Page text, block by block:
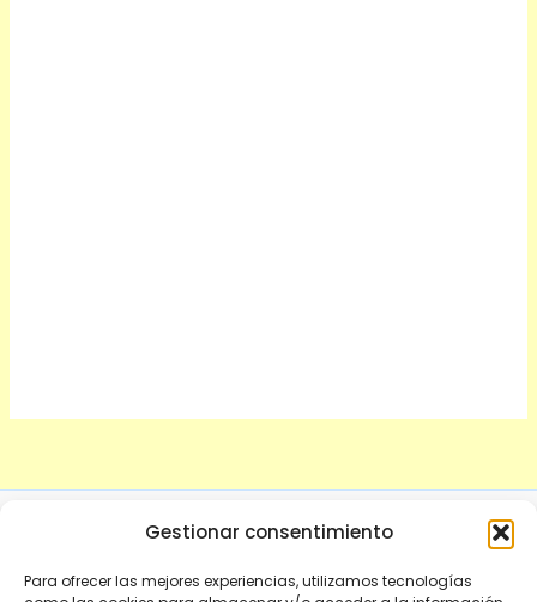
Gestionar consentimiento
Para ofrecer las mejores experiencias, utilizamos tecnologías
este sitio web es exclusivamente informativo y no debe